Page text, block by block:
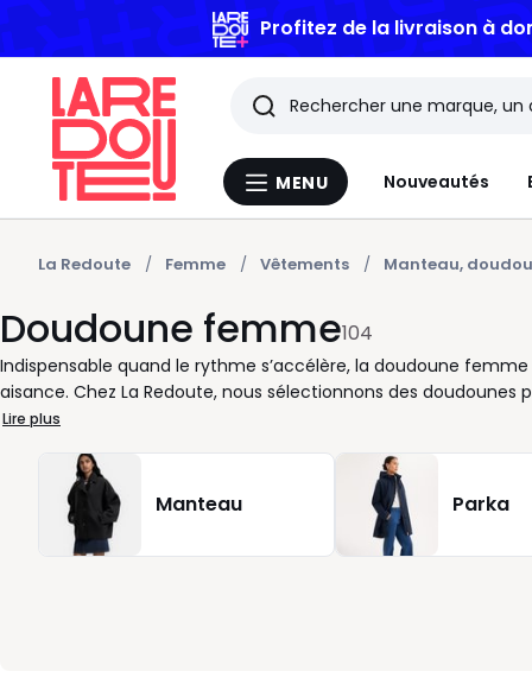
Profitez de la livraison à
Menu
MENU Nouveautés
Rechercher
Les
derniers
articles
consultés
La Redoute Femme Vêtements Manteau,
Doudoune femme104
Indispensable quand le rythme s’accélère, la doudoune
aisance. Chez La Redoute, nous sélectionnons des
porter, adaptées aux allers-retours entre maison, travail et
vous portiez un pull fin ou une maille plus épaisse. La
tandis qu’un tissu déperlant simplifie la vie lors des journées
matelassée discrets, finitions soignées, choix de coloris
essentiel facile à associer, mais d’autres couleurs permettent
Lire plus
Manteau Parka